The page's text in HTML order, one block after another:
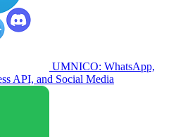
UMNICO: WhatsApp,
API, and Social Media